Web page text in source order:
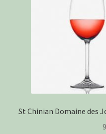
St Chinian Domaine des